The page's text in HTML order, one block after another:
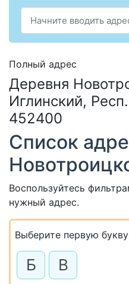
Полный адрес
Деревня
Иглинский,
452400
Список
Воспользуйтесь
нужный адрес.
Выберите первую
Б В